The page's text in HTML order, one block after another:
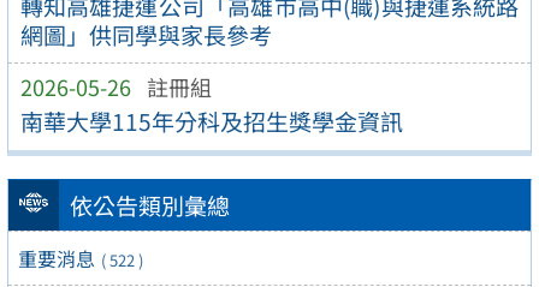
網圖」供同學與家長參考
2026-05-26 註冊組
南華大學115年分科及招生獎學金資訊
依公告類別彙總
重要消息 ( 522 )